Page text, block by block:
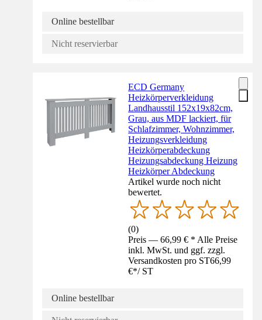
Online bestellbar
Nicht reservierbar
ECD Germany
Heizkörperverkleidung
Landhausstil 152x19x82cm,
Grau, aus MDF lackiert, für
Schlafzimmer, Wohnzimmer,
Heizungsverkleidung
Heizkörperabdeckung
Heizungsabdeckung Heizung
Heizkörper Abdeckung
Artikel wurde noch nicht
bewertet.
(0)
Preis — 66,99 € * Alle Preise
inkl. MwSt. und ggf. zzgl.
Versandkosten pro ST66,99
€*/ ST
Online bestellbar